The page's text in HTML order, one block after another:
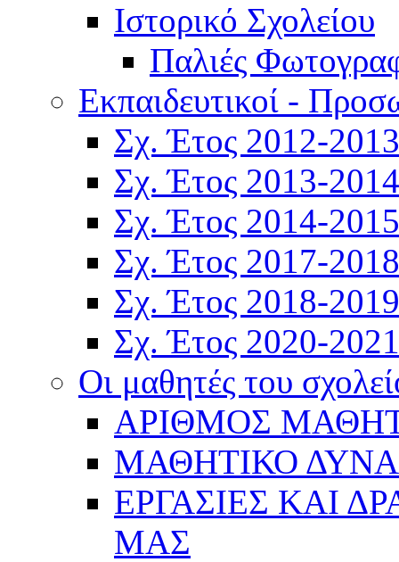
Ιστορικό Σχολείου
Παλιές
Εκπαιδευτικοί -
Σχ. Έτος 2012-2013
Σχ. Έτος 2013-2014
Σχ. Έτος 2014-2015
Σχ. Έτος 2017-2018
Σχ. Έτος 2018-2019
Σχ. Έτος 2020-2021
Οι μαθητές του
ΑΡΙΘΜΟΣ
ΜΑΘΗΤΙΚΟ
ΕΡΓΑΣΙΕΣ ΚΑΙ
ΜΑΣ